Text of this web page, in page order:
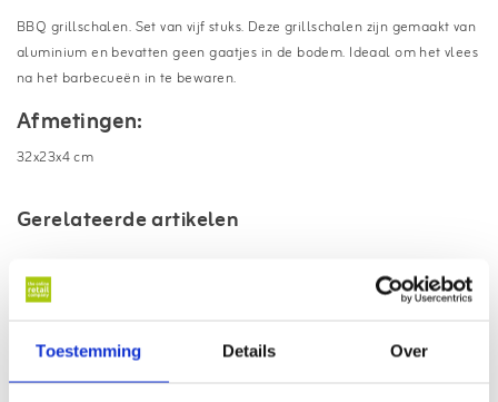
Toestemming Details Over
BBQ grillschalen. Set van vijf stuks. Deze grillschalen zijn gemaakt van
aluminium en bevatten geen gaatjes in de bodem. Ideaal om het vlees
na het barbecueën in te bewaren.
Afmetingen:
32x23x4 cm
Gerelateerde artikelen